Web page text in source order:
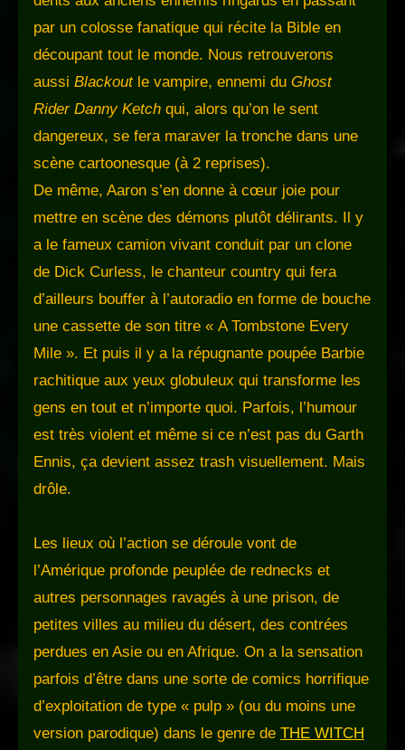
par un colosse fanatique qui récite la Bible en
découpant tout le monde. Nous retrouverons
aussi Blackout le vampire, ennemi du Ghost
Rider Danny Ketch qui, alors qu’on le sent
dangereux, se fera maraver la tronche dans une
scène cartoonesque (à 2 reprises).
De même, Aaron s’en donne à cœur joie pour
mettre en scène des démons plutôt délirants. Il y
a le fameux camion vivant conduit par un clone
de Dick Curless, le chanteur country qui fera
d’ailleurs bouffer à l’autoradio en forme de bouche
une cassette de son titre « A Tombstone Every
Mile ». Et puis il y a la répugnante poupée Barbie
rachitique aux yeux globuleux qui transforme les
gens en tout et n’importe quoi. Parfois, l’humour
est très violent et même si ce n’est pas du Garth
Ennis, ça devient assez trash visuellement. Mais
drôle.
Les lieux où l’action se déroule vont de
l’Amérique profonde peuplée de rednecks et
autres personnages ravagés à une prison, de
petites villes au milieu du désert, des contrées
perdues en Asie ou en Afrique. On a la sensation
parfois d’être dans une sorte de comics horrifique
d’exploitation de type « pulp » (ou du moins une
version parodique) dans le genre de THE WITCH